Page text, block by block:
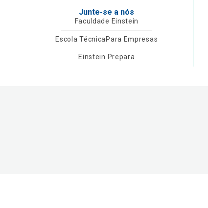
Junte-se a nós
Faculdade Einstein
Escola TécnicaPara Empresas
Einstein Prepara